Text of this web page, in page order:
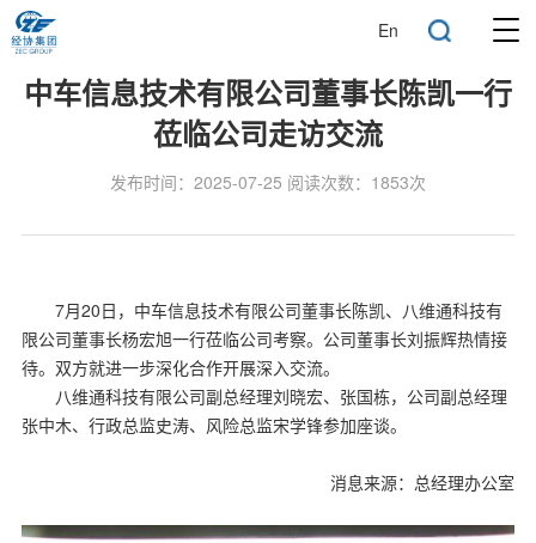
En
中车信息技术有限公司董事长陈凯一行
莅临公司走访交流
发布时间：2025-07-25 阅读次数：1853次
7月20日，中车信息技术有限公司董事长陈凯、八维通科技有
限公司董事长杨宏旭一行莅临公司考察。公司董事长刘振辉热情接
待。双方就进一步深化合作开展深入交流。
八维通科技有限公司副总经理刘晓宏、张国栋，公司副总经理
张中木、行政总监史涛、风险总监宋学锋参加座谈。
消息来源：总经理办公室